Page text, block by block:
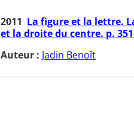
2011 La figure et la lettre.
et la droite du centre. p.
Auteur : Jadin Benoît